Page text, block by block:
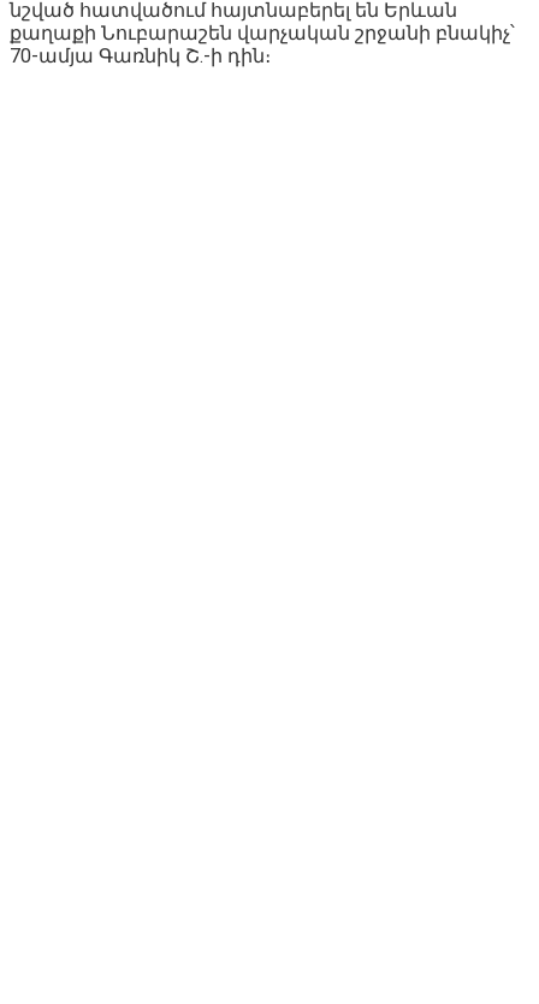
նշված հատվածում հայտնաբերել են Երևան
քաղաքի Նուբարաշեն վարչական շրջանի բնակիչ՝
70-ամյա Գառնիկ Շ.-ի դին։